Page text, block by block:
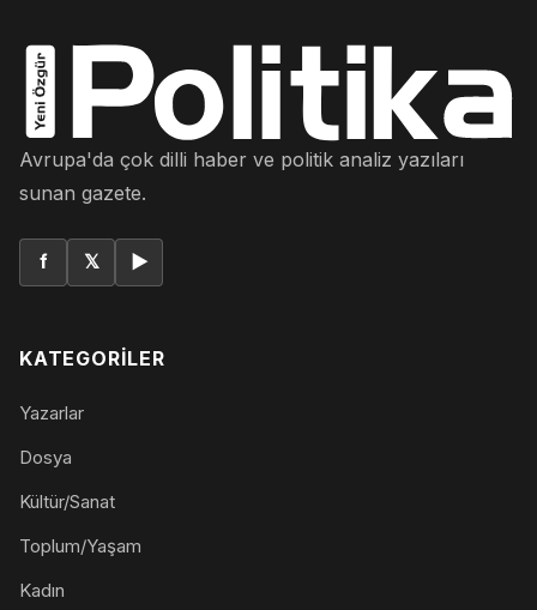
Avrupa'da çok dilli haber ve politik analiz yazıları
sunan gazete.
f 𝕏 ▶
KATEGORILER
Yazarlar
Dosya
Kültür/Sanat
Toplum/Yaşam
Kadın